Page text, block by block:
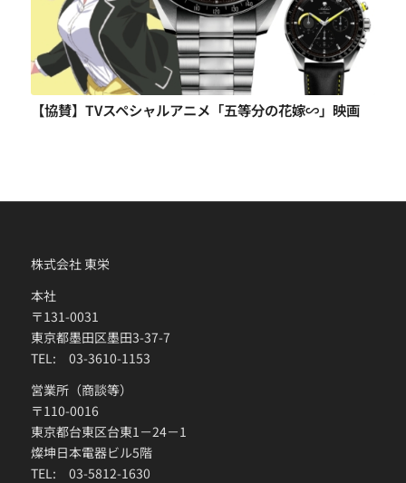
【協賛】TVスペシャルアニメ「五等分の花嫁∽」映画
株式会社 東栄
本社
〒131-0031
東京都墨田区墨田3-37-7
TEL: 03-3610-1153
営業所（商談等）
〒110-0016
東京都台東区台東1－24－1
燦坤日本電器ビル5階
TEL: 03-5812-1630